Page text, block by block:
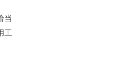
当
工